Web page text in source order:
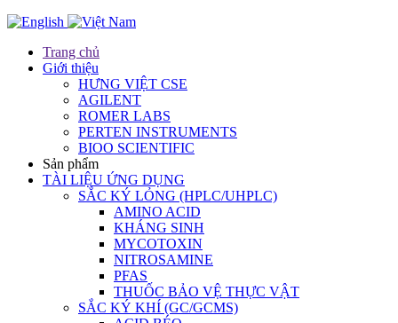
Trang chủ
Giới thiệu
HƯNG VIỆT CSE
AGILENT
ROMER LABS
PERTEN INSTRUMENTS
BIOO SCIENTIFIC
Sản phẩm
TÀI LIỆU ỨNG DỤNG
SẮC KÝ LỎNG (HPLC/UHPLC)
AMINO ACID
KHÁNG SINH
MYCOTOXIN
NITROSAMINE
PFAS
THUỐC BẢO VỆ THỰC VẬT
SẮC KÝ KHÍ (GC/GCMS)